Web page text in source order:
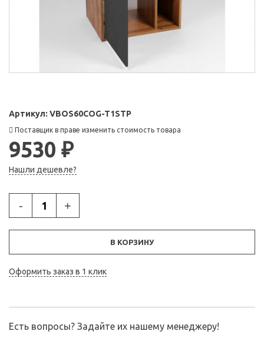
Артикул: VBOS60COG-T1STP
Поставщик в праве изменить стоимость товара
9530 ₽
Нашли дешевле?
- +
В КОРЗИНУ
Оформить заказ в 1 клик
Есть вопросы? Задайте их нашему менеджеру!